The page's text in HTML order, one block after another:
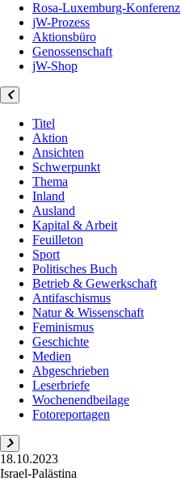
Rosa-Luxemburg-Konferenz
jW-Prozess
Aktionsbüro
Genossenschaft
jW-Shop
Titel
Aktion
Ansichten
Schwerpunkt
Thema
Inland
Ausland
Kapital & Arbeit
Feuilleton
Sport
Politisches Buch
Betrieb & Gewerkschaft
Antifaschismus
Natur & Wissenschaft
Feminismus
Geschichte
Medien
Abgeschrieben
Leserbriefe
Wochenendbeilage
Fotoreportagen
18.10.2023
Israel-Palästina